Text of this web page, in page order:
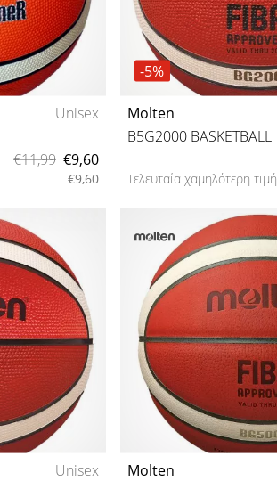
Unisex
€11,99 €9,60
€9,60
-5%
Molten
B5G2000 BASKETBALL
Τελευταία χαμηλότερη τιμή
Unisex
Molten